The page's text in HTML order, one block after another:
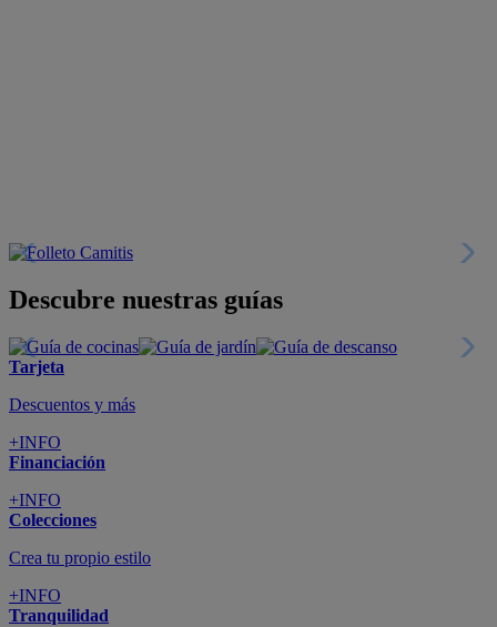
Descubre nuestras guías
Tarjeta
Descuentos y más
+INFO
Financiación
+INFO
Colecciones
Crea tu propio estilo
+INFO
Tranquilidad